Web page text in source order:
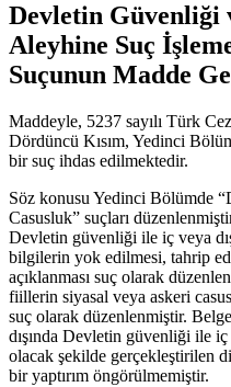
Devletin Güvenliği
Aleyhine Suç
Suçunun Madde
Maddeyle, 5237 sayılı Türk
Dördüncü Kısım, Yedinci
bir suç ihdas edilmektedir.
Söz konusu Yedinci Bölümde
Casusluk” suçları
Devletin güvenliği ile iç veya
bilgilerin yok edilmesi, tahrip
açıklanması suç olarak
fiillerin siyasal veya askeri
suç olarak düzenlenmiştir.
dışında Devletin güvenliği ile
olacak şekilde gerçekleştirilen
bir yaptırım öngörülmemiştir.